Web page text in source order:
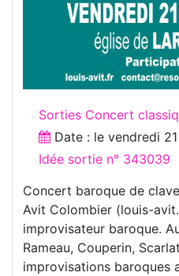
Sorties Concert
Date : le vendredi
Idée sortie n° 343039
Concert baroque de
Avit Colombier (louis-
improvisateur baroque.
Rameau, Couperin,
improvisations baroques